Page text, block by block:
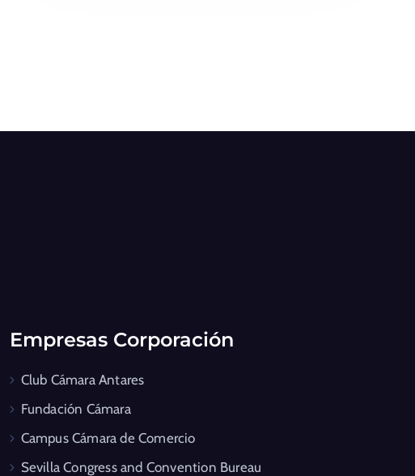
Empresas Corporación
Club Cámara Antares
Fundación Cámara
Campus Cámara de Comercio
Sevilla Congress and Convention Bureau